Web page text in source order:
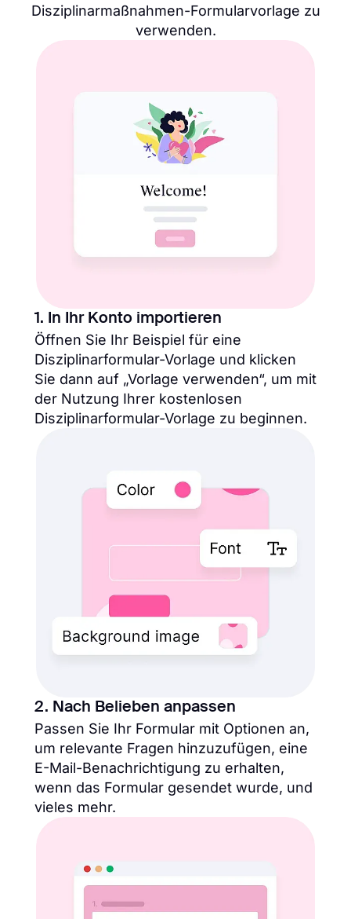
Disziplinarmaßnahmen-Formularvorlage zu
verwenden.
1. In Ihr Konto importieren
Öffnen Sie Ihr Beispiel für eine
Disziplinarformular-Vorlage und klicken
Sie dann auf „Vorlage verwenden“, um mit
der Nutzung Ihrer kostenlosen
Disziplinarformular-Vorlage zu beginnen.
2. Nach Belieben anpassen
Passen Sie Ihr Formular mit Optionen an,
um relevante Fragen hinzuzufügen, eine
E-Mail-Benachrichtigung zu erhalten,
wenn das Formular gesendet wurde, und
vieles mehr.